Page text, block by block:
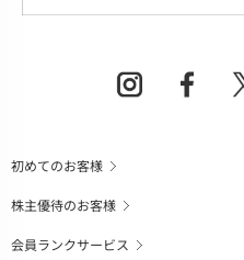
初めてのお客様
株主優待のお客様
会員ランクサービス